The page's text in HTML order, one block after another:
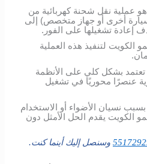
عملية نقل شحنة كهربائية من
أخرى أو جهاز متخصص) إلى
إعادة تشغيلها على الفور.
الكويت لتنفيذ هذه العملية
تعتمد بشكل كلي على الأنظمة
عنصرًا محوريًا في تشغيل
نسيان الأضواء أو الاستخدام
الكويت يقدم الحل الأمثل دون
وسنصل إليك أينما كنت.